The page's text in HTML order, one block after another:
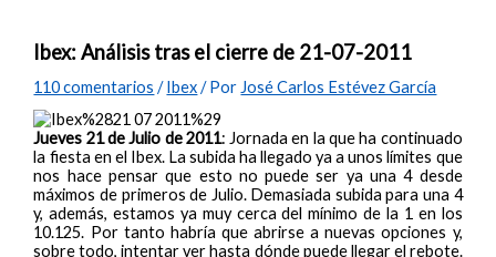
Ibex: Análisis tras el cierre de 21-07-2011
110 comentarios /Ibex/ Por José Carlos Estévez García
Jueves 21 de Julio de 2011: Jornada en la que ha continuado
la fiesta en el Ibex. La subida ha llegado ya a unos límites que
nos hace pensar que esto no puede ser ya una 4 desde
máximos de primeros de Julio. Demasiada subida para una 4
y, además, estamos ya muy cerca del mínimo de la 1 en los
10.125. Por tanto habría que abrirse a nuevas opciones y,
sobre todo, intentar ver hasta dónde puede llegar el rebote.